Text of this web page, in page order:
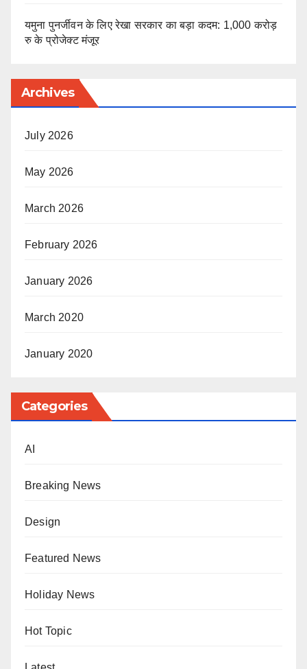
यमुना पुनर्जीवन के लिए रेखा सरकार का बड़ा कदम: 1,000 करोड़
रु के प्रोजेक्ट मंजूर
Archives
July 2026
May 2026
March 2026
February 2026
January 2026
March 2020
January 2020
Categories
AI
Breaking News
Design
Featured News
Holiday News
Hot Topic